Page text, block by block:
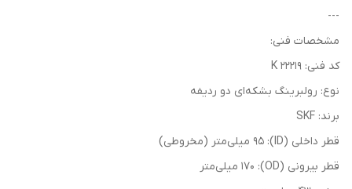
---
مشخصات فنی:
کد فنی: 22219 K
نوع: رولبرینگ بشکه‌ای دو ردیفه
برند: SKF
قطر داخلی (ID): 95 میلی‌متر (مخروطی)
قطر بیرونی (OD): 170 میلی‌متر